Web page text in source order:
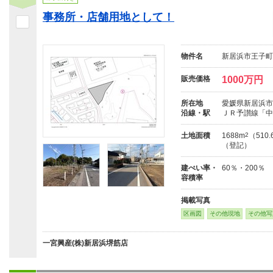
事務所・店舗用地として！
物件名 新居浜市王子町
販売価格 1000万円
所在地
愛媛県新居浜
沿線・駅
ＪＲ予讃線「
土地面積 1688m2
（
（登記）
建ぺい率・
容積率
60％・200％
掲載写真
区画図 その他現地 その他
一宮興産(株)新居浜堺筋店